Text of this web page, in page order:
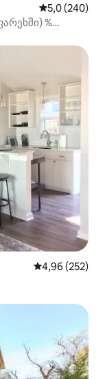
საშუალო
5,0 (240)
%
საშუალო
4,96 (252)